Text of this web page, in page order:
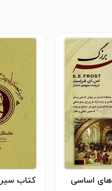
اساسی
کتاب